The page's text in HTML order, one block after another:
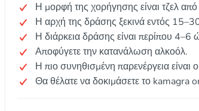
Η μορφή της χορήγησης είναι τζελ
Η αρχή της δράσης ξεκινά εντός
Η διάρκεια δράσης είναι περίπου 4–6
Αποφύγετε την κατανάλωση αλκοόλ.
Η πιο συνηθισμένη παρενέργεια είναι
Θα θέλατε να δοκιμάσετε το